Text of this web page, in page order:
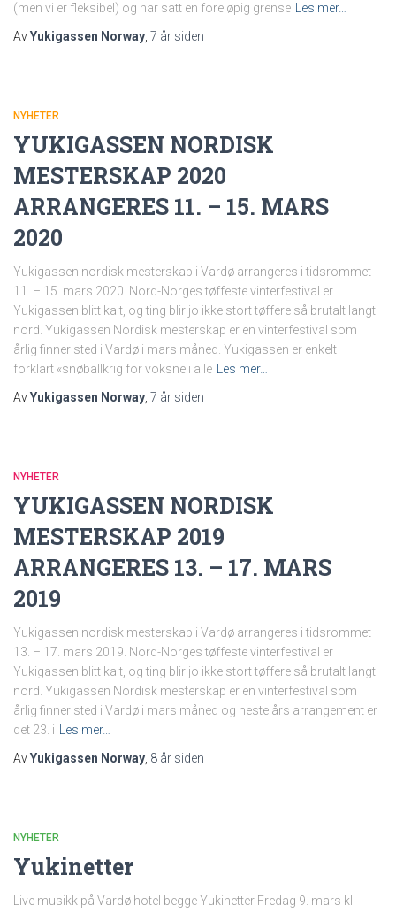
(men vi er fleksibel) og har satt en foreløpig grense
Les mer…
AvYukigassen Norway 7 år siden
NYHETER
YUKIGASSEN NORDISK
MESTERSKAP 2020
ARRANGERES 11. – 15. MARS
2020
Yukigassen nordisk mesterskap i Vardø arrangeres i tidsrommet
11. – 15. mars 2020. Nord-Norges tøffeste vinterfestival er
Yukigassen blitt kalt, og ting blir jo ikke stort tøffere så brutalt langt
nord. Yukigassen Nordisk mesterskap er en vinterfestival som
årlig finner sted i Vardø i mars måned. Yukigassen er enkelt
forklart «snøballkrig for voksne i alle
Les mer…
AvYukigassen Norway 7 år siden
NYHETER
YUKIGASSEN NORDISK
MESTERSKAP 2019
ARRANGERES 13. – 17. MARS
2019
Yukigassen nordisk mesterskap i Vardø arrangeres i tidsrommet
13. – 17. mars 2019. Nord-Norges tøffeste vinterfestival er
Yukigassen blitt kalt, og ting blir jo ikke stort tøffere så brutalt langt
nord. Yukigassen Nordisk mesterskap er en vinterfestival som
årlig finner sted i Vardø i mars måned og neste års arrangement er
det 23. i
Les mer…
AvYukigassen Norway 8 år siden
NYHETER
Yukinetter
Live musikk på Vardø hotel begge Yukinetter Fredag 9. mars kl